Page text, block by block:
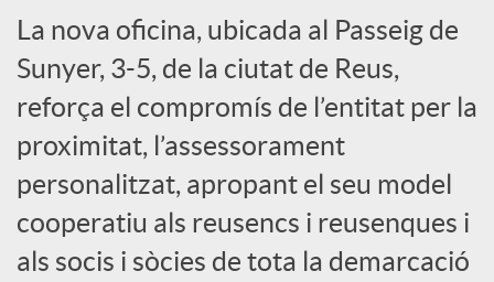
s
S
o
c
La nova oficina, ubicada al Passeig de
Sunyer, 3-5, de la ciutat de Reus,
reforça el compromís de l’entitat per la
proximitat, l’assessorament
personalitzat, apropant el seu model
cooperatiu als reusencs i reusenques i
als socis i sòcies de tota la demarcació